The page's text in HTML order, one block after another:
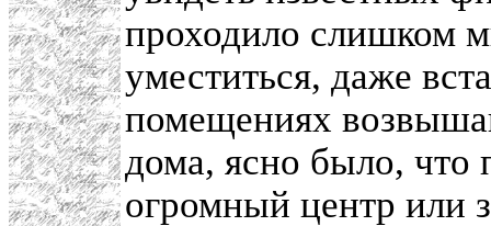
проходило слишком
уместиться, даже
помещениях
дома, ясно было, что
огромный центр или